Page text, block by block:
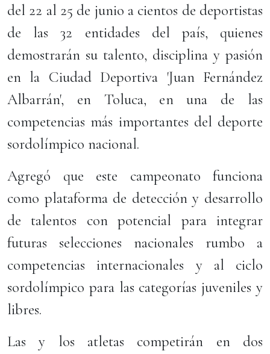
del 22 al 25 de junio a cientos de deportistas
de las 32 entidades del país, quienes
demostrarán su talento, disciplina y pasión
en la Ciudad Deportiva 'Juan Fernández
Albarrán', en Toluca, en una de las
competencias más importantes del deporte
sordolímpico nacional.
Agregó que este campeonato funciona
como plataforma de detección y desarrollo
de talentos con potencial para integrar
futuras selecciones nacionales rumbo a
competencias internacionales y al ciclo
sordolímpico para las categorías juveniles y
libres.
Las y los atletas competirán en dos